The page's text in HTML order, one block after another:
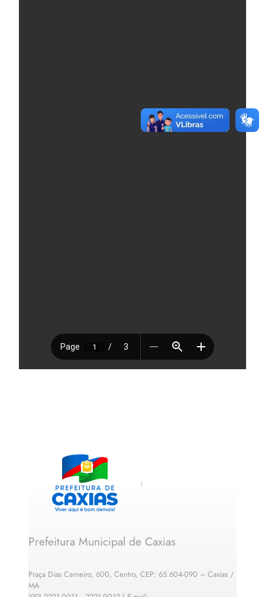
Prefeitura Municipal de Caxias
Praça Dias Carneiro, 600, Centro, CEP: 65.604-090 – Caxias /
MA